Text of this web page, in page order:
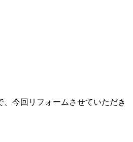
今回リフォームさせていただき